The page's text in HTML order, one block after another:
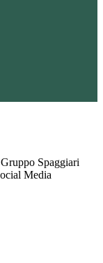
Spaggiari
Media